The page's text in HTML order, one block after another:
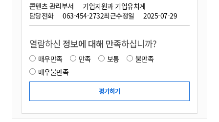
콘텐츠 관리부서
기업지원과 기업유치계
담당전화
063-454-2732최근수정일 2025-07-29
열람하신 정보에 대해 만족하십니까?
매우만족 만족 보통
불만족
매우불만족